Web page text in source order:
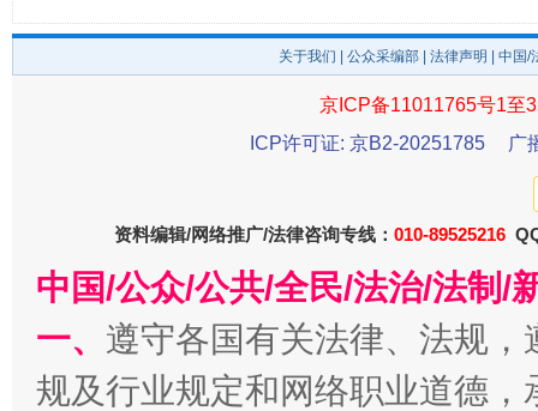
揭开“小金库”的免责幌子
关于我们 公众采编部 法律声明 | 中国
京ICP备11011765号1至
ICP许可证: 京B2-20251785
广
资料编辑/网络推广/法律咨询专线： 010-89525216
中国/公众/公共/全民/法治/法制/
一、 遵守各国有关法律、法规
规及行业规定和网络职业道德